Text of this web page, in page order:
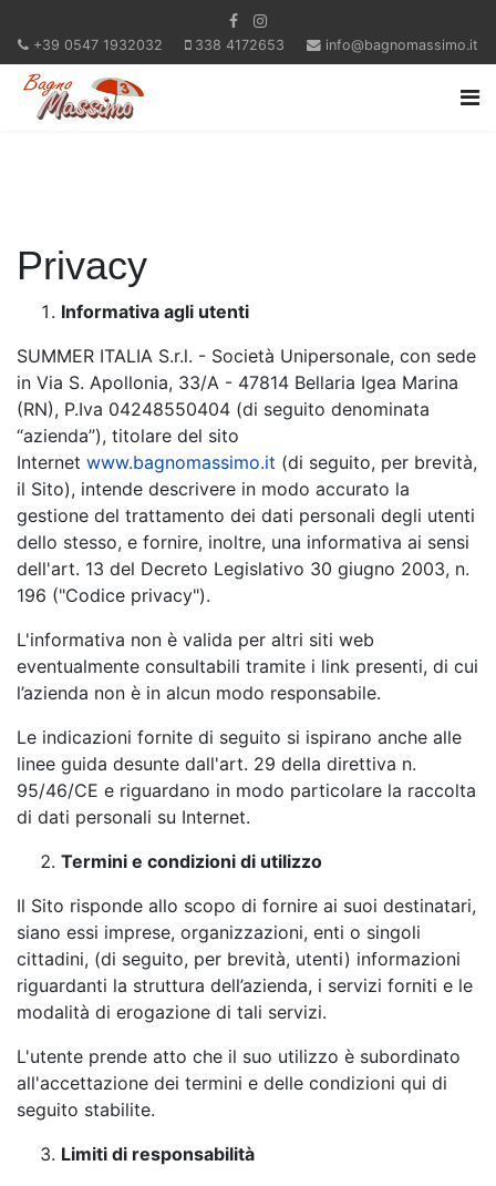
+39 0547 1932032 338 4172653 info@bagnomassimo.it
Privacy
Informativa agli utenti
SUMMER ITALIA S.r.l. - Società Unipersonale, con sede
in Via S. Apollonia, 33/A - 47814 Bellaria Igea Marina
(RN), P.Iva 04248550404 (di seguito denominata
“azienda”), titolare del sito
Internet www.bagnomassimo.it (di seguito, per brevità,
il Sito), intende descrivere in modo accurato la
gestione del trattamento dei dati personali degli utenti
dello stesso, e fornire, inoltre, una informativa ai sensi
dell'art. 13 del Decreto Legislativo 30 giugno 2003, n.
196 ("Codice privacy").
L'informativa non è valida per altri siti web
eventualmente consultabili tramite i link presenti, di cui
l’azienda non è in alcun modo responsabile.
Le indicazioni fornite di seguito si ispirano anche alle
linee guida desunte dall'art. 29 della direttiva n.
95/46/CE e riguardano in modo particolare la raccolta
di dati personali su Internet.
Termini e condizioni di utilizzo
Il Sito risponde allo scopo di fornire ai suoi destinatari,
siano essi imprese, organizzazioni, enti o singoli
cittadini, (di seguito, per brevità, utenti) informazioni
riguardanti la struttura dell’azienda, i servizi forniti e le
modalità di erogazione di tali servizi.
L'utente prende atto che il suo utilizzo è subordinato
all'accettazione dei termini e delle condizioni qui di
seguito stabilite.
Limiti di responsabilità